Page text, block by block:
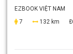
EZBOOK VIỆT NAM
7
132 km